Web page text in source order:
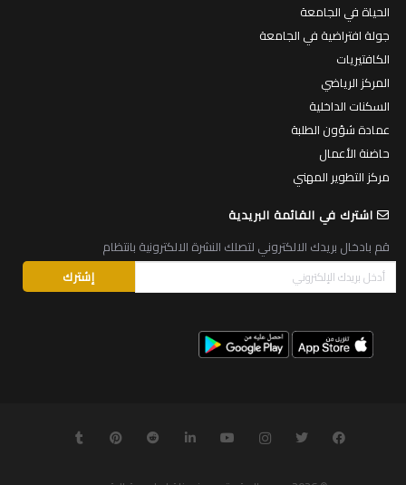
الحياة في الجامعة
جولة افتراضية في الجامعة
الكافتيريات
المركز الرياضي
السكنات الداخلية
عمادة شؤون الطلبة
حاضنة الأعمال
مركز التطوير المهني
اشترك في القائمة البريدية
قم بادخال بريدك الالكتروني لتصلك النشرة الالكترونية بانتظام